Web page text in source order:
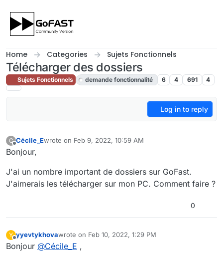
Home Categories Sujets Fonctionnels
Télécharger des dossiers
Sujets Fonctionnels demande fonctionnalité 6 4 691 4
Log in to reply
C
Offline
Cécile_Ewrote on Feb 9, 2022, 10:59 AM
last edited by cpotterFeb 11, 2022, 8:49 AM
Bonjour,
J'ai un nombre important de dossiers sur GoFast.
J'aimerais les télécharger sur mon PC. Comment faire ?
0
Y
Offline
yyevtykhovawrote on Feb 10, 2022, 1:29 PM
last edited by
Bonjour @Cécile_E ,